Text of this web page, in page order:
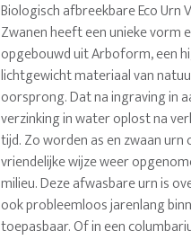
Biologisch afbreekbare Eco Urn
Zwanen heeft een unieke vorm
opgebouwd uit Arboform, een
lichtgewicht materiaal van
oorsprong. Dat na ingraving in
verzinking in water oplost na
tijd. Zo worden as en zwaan urn
vriendelijke wijze weer
milieu. Deze afwasbare urn is
ook probleemloos jarenlang
toepasbaar. Of in een